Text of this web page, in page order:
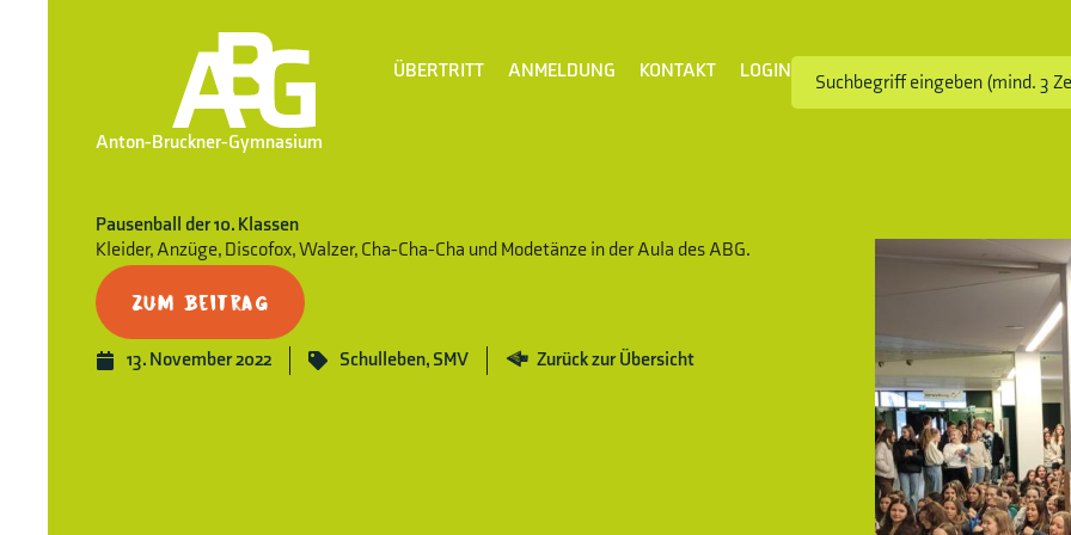
Anton-Bruckner-Gymnasium
ÜBERTRITT ANMELDUNG KONTAKT LOGIN
Pausenball der 10. Klassen
Kleider, Anzüge, Discofox, Walzer, Cha-Cha-Cha und Modetänze in der Aula des ABG.
Zum Beitrag
13. November 2022 Schulleben, SMV Zurück zur Übersicht